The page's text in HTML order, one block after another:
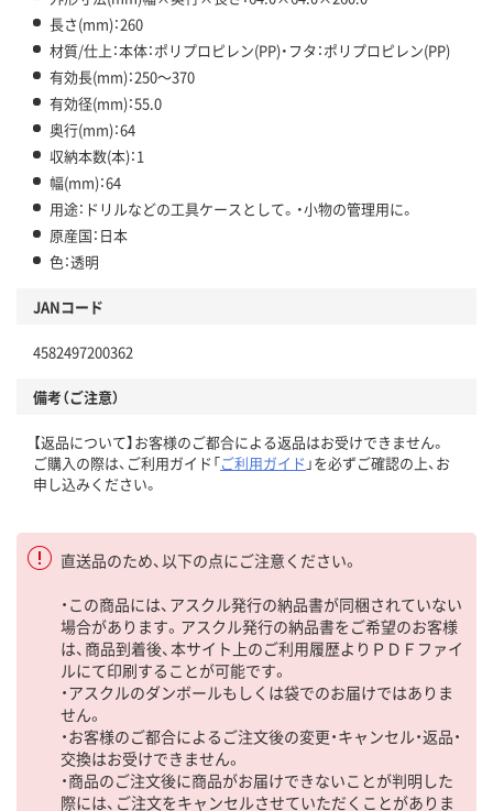
長さ(mm)：260
材質/仕上：本体：ポリプロピレン(PP)・フタ：ポリプロピレン(PP)
有効長(mm)：250～370
有効径(mm)：55.0
奥行(mm)：64
収納本数(本)：1
幅(mm)：64
用途：ドリルなどの工具ケースとして。・小物の管理用に。
原産国：日本
色：透明
JANコード
4582497200362
備考（ご注意）
【返品について】お客様のご都合による返品はお受けできません。
ご購入の際は、ご利用ガイド「ご利用ガイド 」を必ずご確認の上、お
申し込みください。
直送品のため、以下の点にご注意ください。
・この商品には、アスクル発行の納品書が同梱されていない
場合があります。アスクル発行の納品書をご希望のお客様
は、商品到着後、本サイト上のご利用履歴よりＰＤＦファイ
ルにて印刷することが可能です。
・アスクルのダンボールもしくは袋でのお届けではありま
せん。
・お客様のご都合によるご注文後の変更・キャンセル・返品・
交換はお受けできません。
・商品のご注文後に商品がお届けできないことが判明した
際には、ご注文をキャンセルさせていただくことがありま